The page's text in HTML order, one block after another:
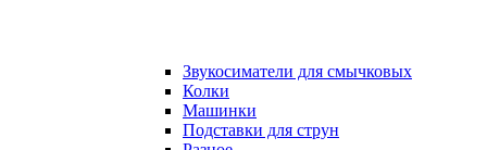
Звукосиматели для смычковых
Колки
Машинки
Подставки для струн